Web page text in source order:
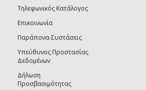
Τηλεφωνικός Κατάλογος
Επικοινωνία
Παράπονα-Συστάσεις
Υπεύθυνος Προστασίας
Δεδομένων
Δήλωση
Προσβασιμότητας